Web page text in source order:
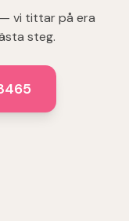
vi tittar på era
steg.